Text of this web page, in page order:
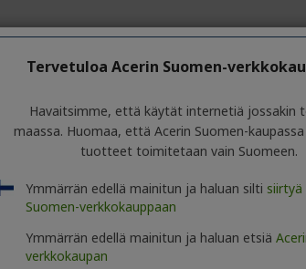
Katso valitun mallin tarkat tekniset
Tervetuloa Acerin Suomen-
Havaitsimme, että käytät internetiä jossakin
maassa. Huomaa, että Acerin Suomen-
tuotteet toimitetaan vain Suomeen.
Ymmärrän edellä mainitun ja haluan silti siirtyä
Suomen-verkkokauppaan
Ymmärrän edellä mainitun ja haluan etsiä
verkkokaupan